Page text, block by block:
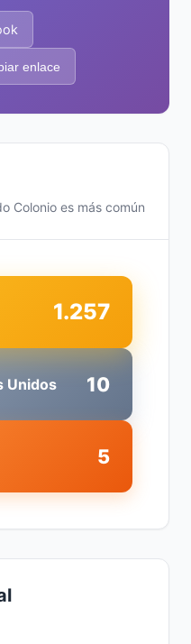
enlace
Colonio es más común
Unidos 10
1.257
5